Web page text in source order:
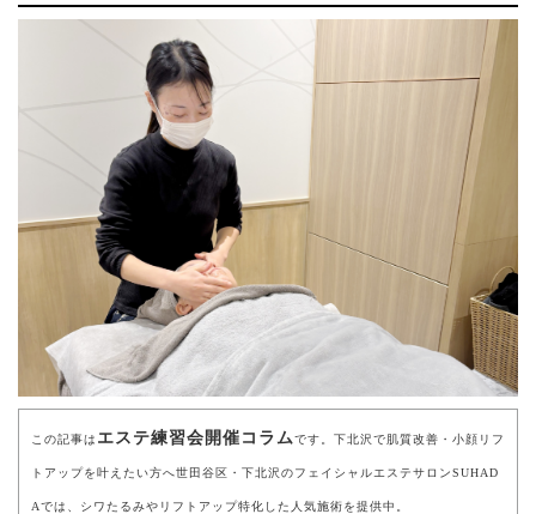
この記事は エステ練習会開催 コラムです。下北沢で肌質改善・小顔リフ
トアップを叶えたい方へ世田谷区・下北沢のフェイシャルエステサロンSUHAD
Aでは、シワたるみやリフトアップ特化した人気施術を提供中。